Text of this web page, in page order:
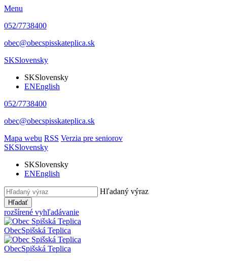
Menu
052/7738400
obec@obecspisskateplica.sk
SKSlovensky
SKSlovensky
ENEnglish
052/7738400
obec@obecspisskateplica.sk
Mapa webu RSS Verzia pre seniorov
SKSlovensky
SKSlovensky
ENEnglish
Hľadaný výraz
Hľadať
rozšírené vyhľadávanie
ObecSpišská Teplica
ObecSpišská Teplica